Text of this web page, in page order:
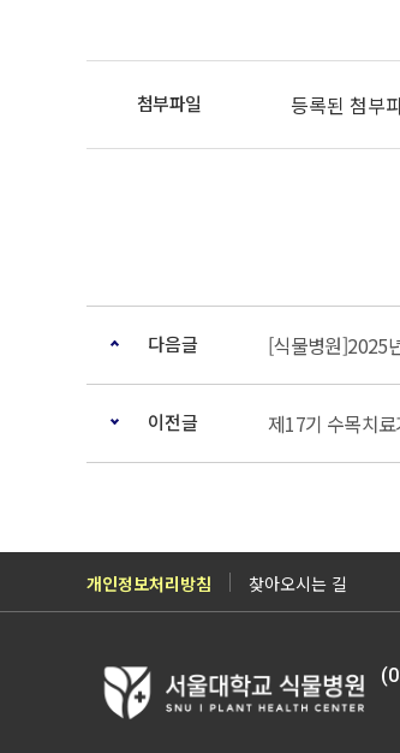
등록된 첨부
다음글 [식물병원]2025
이전글 제17기 수목치
개인정보처리방침 찾아오시는 길